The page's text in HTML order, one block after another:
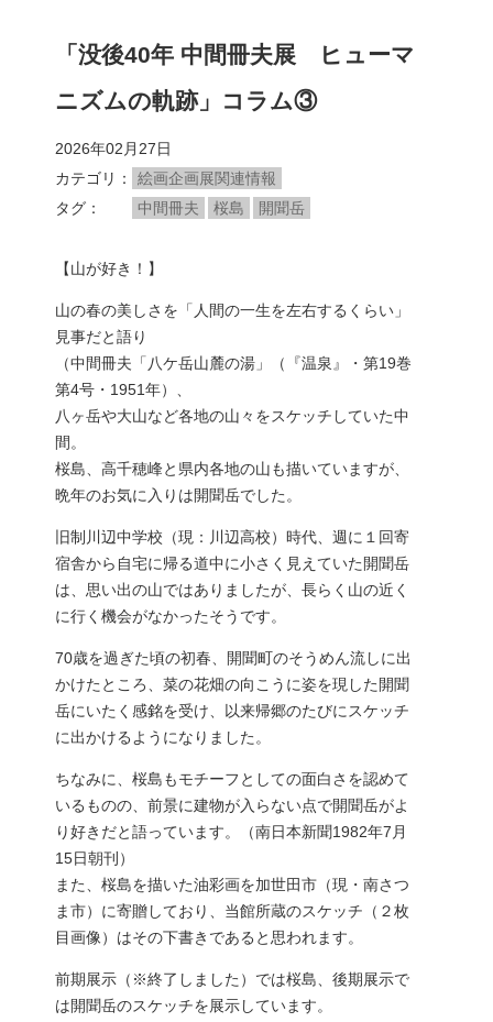
「没後40年 中間冊夫展 ヒューマ
ニズムの軌跡」コラム③
2026年02月27日
カテゴリ
絵画企画展関連情報
タグ
中間冊夫 桜島 開聞岳
【山が好き！】
山の春の美しさを「人間の一生を左右するくらい」
見事だと語り
（中間冊夫「八ケ岳山麓の湯」（『温泉』・第19巻
第4号・1951年）、
八ヶ岳や大山など各地の山々をスケッチしていた中
間。
桜島、高千穂峰と県内各地の山も描いていますが、
晩年のお気に入りは開聞岳でした。
旧制川辺中学校（現：川辺高校）時代、週に１回寄
宿舎から自宅に帰る道中に小さく見えていた開聞岳
は、思い出の山ではありましたが、長らく山の近く
に行く機会がなかったそうです。
70歳を過ぎた頃の初春、開聞町のそうめん流しに出
かけたところ、菜の花畑の向こうに姿を現した開聞
岳にいたく感銘を受け、以来帰郷のたびにスケッチ
に出かけるようになりました。
ちなみに、桜島もモチーフとしての面白さを認めて
いるものの、前景に建物が入らない点で開聞岳がよ
り好きだと語っています。（南日本新聞1982年7月
15日朝刊）
また、桜島を描いた油彩画を加世田市（現・南さつ
ま市）に寄贈しており、当館所蔵のスケッチ（２枚
目画像）はその下書きであると思われます。
前期展示（※終了しました）では桜島、後期展示で
は開聞岳のスケッチを展示しています。